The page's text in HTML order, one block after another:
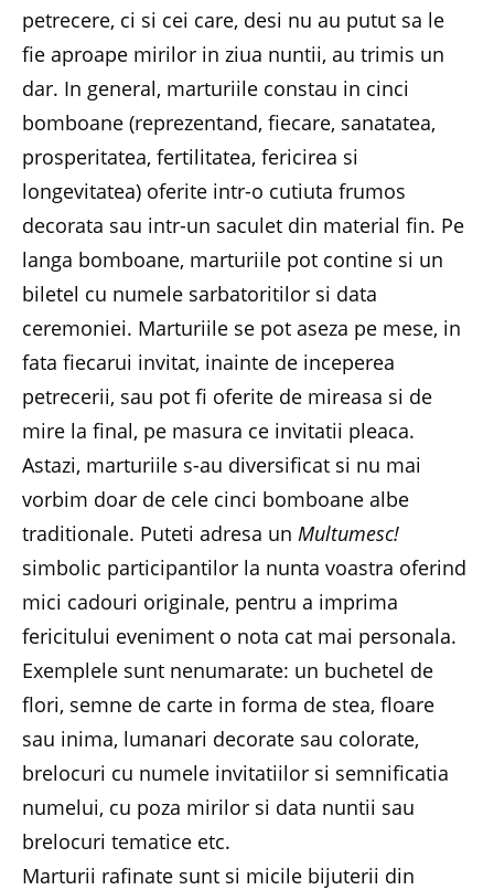
petrecere, ci si cei care, desi nu au putut sa le
fie aproape mirilor in ziua nuntii, au trimis un
dar. In general, marturiile constau in cinci
bomboane (reprezentand, fiecare, sanatatea,
prosperitatea, fertilitatea, fericirea si
longevitatea) oferite intr-o cutiuta frumos
decorata sau intr-un saculet din material fin. Pe
langa bomboane, marturiile pot contine si un
biletel cu numele sarbatoritilor si data
ceremoniei. Marturiile se pot aseza pe mese, in
fata fiecarui invitat, inainte de inceperea
petrecerii, sau pot fi oferite de mireasa si de
mire la final, pe masura ce invitatii pleaca.
Astazi, marturiile s-au diversificat si nu mai
vorbim doar de cele cinci bomboane albe
traditionale. Puteti adresa un Multumesc!
simbolic participantilor la nunta voastra oferind
mici cadouri originale, pentru a imprima
fericitului eveniment o nota cat mai personala.
Exemplele sunt nenumarate: un buchetel de
flori, semne de carte in forma de stea, floare
sau inima, lumanari decorate sau colorate,
brelocuri cu numele invitatiilor si semnificatia
numelui, cu poza mirilor si data nuntii sau
brelocuri tematice etc.
Marturii rafinate sunt si micile bijuterii din